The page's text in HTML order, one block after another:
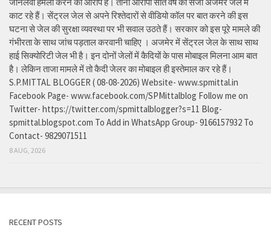
काट रहे हैं। सेंट्रल जेल से अपने रिश्तेदारों से वीडियो कॉल पर बात करने की इस
घटना से जेल की सुरक्षा व्यवस्था पर भी सवाल उठते हैं। सरकार को इस पूरे मामले की
गंभीरता के साथ जांच पड़ताल करवानी चाहिए । अजमेर में सेंट्रल जेल के साथ साथ
हाई सिक्योरिटी जेल भी है। इन दोनों जेलों में कैदियों के पास मोबाइल मिलना आम बात
है। लेकिन ताजा मामले में तो कैदी जेलर का मोबाइल ही इस्तेमाल कर रहे हैं।
S.P.MITTAL BLOGGER ( 08-08-2026) Website- www.spmittal.in
Facebook Page- www.facebook.com/SPMittalblog Follow me on
Twitter- https://twitter.com/spmittalblogger?s=11 Blog-
spmittal.blogspot.com To Add in WhatsApp Group- 9166157932 To
Contact- 9829071511
8 AUG, 2026
RECENT POSTS